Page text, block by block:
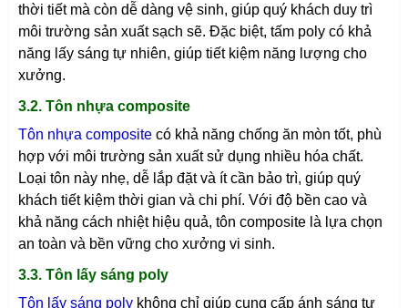
thời tiết mà còn dễ dàng vệ sinh, giúp quý khách duy trì
môi trường sản xuất sạch sẽ. Đặc biệt, tấm poly có khả
năng lấy sáng tự nhiên, giúp tiết kiệm năng lượng cho
xưởng.
3.2. Tôn nhựa composite
Tôn nhựa composite có khả năng chống ăn mòn tốt, phù
hợp với môi trường sản xuất sử dụng nhiều hóa chất.
Loại tôn này nhẹ, dễ lắp đặt và ít cần bảo trì, giúp quý
khách tiết kiệm thời gian và chi phí. Với độ bền cao và
khả năng cách nhiệt hiệu quả, tôn composite là lựa chọn
an toàn và bền vững cho xưởng vi sinh.
3.3. Tôn lấy sáng poly
Tôn lấy sáng poly không chỉ giúp cung cấp ánh sáng tự